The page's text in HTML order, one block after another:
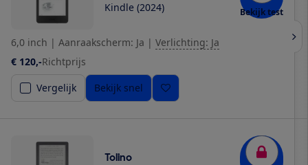
Kindle (2024) Bekijk test
6,0 inch | Aanraakscherm: Ja | Verlichting: Ja
€ 120,-Richtprijs
Vergelijk
Bekijk snel
Tolino